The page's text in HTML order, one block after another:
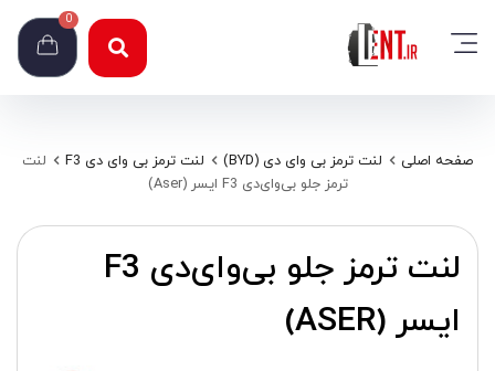
0
صفحه اصلی لنت ترمز بی وای دی (BYD) لنت ترمز بی وای دی F3
لنت
ترمز جلو بی‌وای‌دی F3 ایسر (Aser)
لنت ترمز جلو بی‌وای‌دی F3
ایسر (ASER)